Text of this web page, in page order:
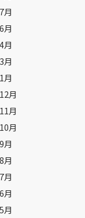
月
月
月
月
月
月
月
月
月
月
月
月
月